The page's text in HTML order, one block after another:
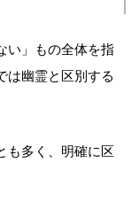
い」もの全体を指
は幽霊と区別する
も多く、明確に区